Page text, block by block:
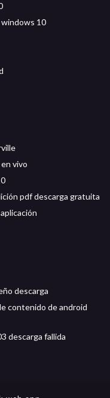
windows 10
vivo
pdf descarga gratuita
descarga
contenido de android
descarga fallida